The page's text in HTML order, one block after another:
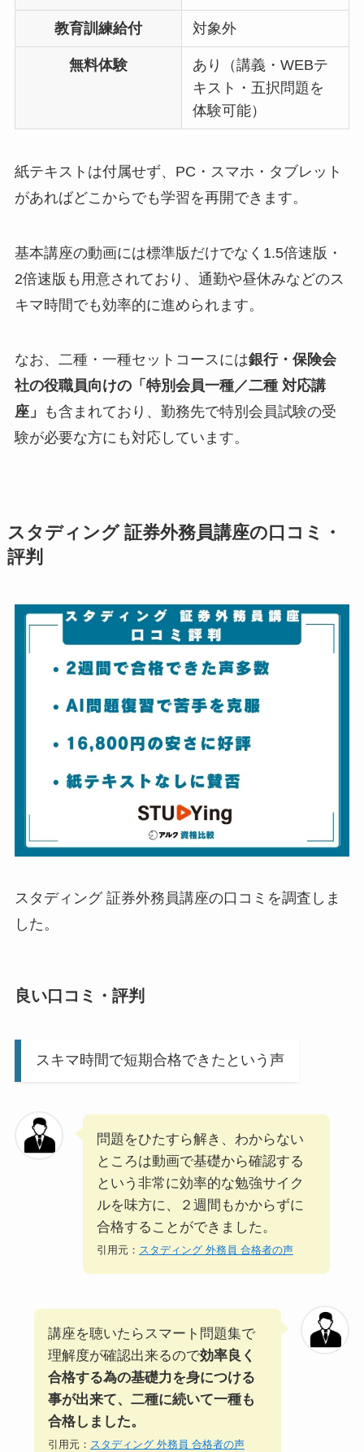
教育訓練給付 対象外
無料体験
あり（講義・WEBテ
キスト・五択問題を
体験可能）
紙テキストは付属せず、PC・スマホ・タブレット
があればどこからでも学習を再開できます。
基本講座の動画には標準版だけでなく1.5倍速版・
2倍速版も用意されており、通勤や昼休みなどのス
キマ時間でも効率的に進められます。
なお、二種・一種セットコースには銀行・保険会
社の役職員向けの「特別会員一種／二種 対応講
座」
も含まれており、勤務先で特別会員試験の受
験が必要な方にも対応しています。
スタディング 証券外務員講座の口コミ・
評判
スタディング 証券外務員講座の口コミを調査しま
した。
良い口コミ・評判
スキマ時間で短期合格できたという声
問題をひたすら解き、わからない
ところは動画で基礎から確認する
という非常に効率的な勉強サイク
ルを味方に、２週間もかからずに
合格することができました。
引用元： スタディング 外務員 合格者の声
講座を聴いたらスマート問題集で
理解度が確認出来るので効率良く
合格する為の基礎力を身につける
事が出来て、二種に続いて一種も
合格しました。
引用元： スタディング 外務員 合格者の声